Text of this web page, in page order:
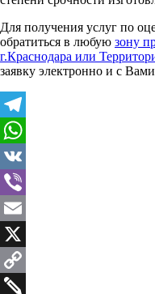
Для получения услуг по
обратиться в любую зону
г.Краснодара или
заявку электронно и с
Telegram
WhatsApp
VK
Viber
Email
X
Copy